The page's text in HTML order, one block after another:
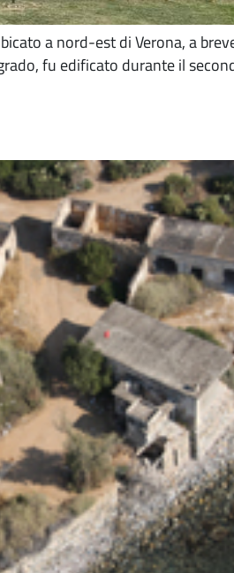
a nord-est di Verona, a
fu edificato durante il